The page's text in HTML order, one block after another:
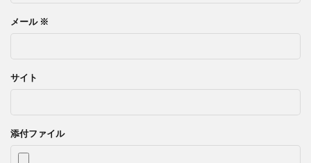
メール ※
サイト
添付ファイル